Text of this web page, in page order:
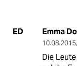
ED Emma
10.08.2015,
Die